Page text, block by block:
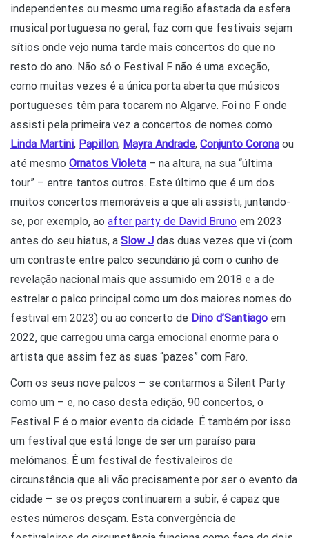
independentes ou mesmo uma região afastada da esfera
musical portuguesa no geral, faz com que festivais sejam
sítios onde vejo numa tarde mais concertos do que no
resto do ano. Não só o Festival F não é uma exceção,
como muitas vezes é a única porta aberta que músicos
portugueses têm para tocarem no Algarve. Foi no F onde
assisti pela primeira vez a concertos de nomes como
Linda Martini, Papillon, Mayra Andrade, Conjunto Corona ou
até mesmo Ornatos Violeta – na altura, na sua “última
tour” – entre tantos outros. Este último que é um dos
muitos concertos memoráveis a que ali assisti, juntando-
se, por exemplo, ao after party de David Bruno em 2023
antes do seu hiatus, a Slow J das duas vezes que vi (com
um contraste entre palco secundário já com o cunho de
revelação nacional mais que assumido em 2018 e a de
estrelar o palco principal como um dos maiores nomes do
festival em 2023) ou ao concerto de Dino d’Santiago em
2022, que carregou uma carga emocional enorme para o
artista que assim fez as suas “pazes” com Faro.
Com os seus nove palcos – se contarmos a Silent Party
como um – e, no caso desta edição, 90 concertos, o
Festival F é o maior evento da cidade. É também por isso
um festival que está longe de ser um paraíso para
melómanos. É um festival de festivaleiros de
circunstância que ali vão precisamente por ser o evento da
cidade – se os preços continuarem a subir, é capaz que
estes números desçam. Esta convergência de